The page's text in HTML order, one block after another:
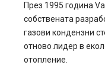
През 1995 година
собствената
газови кондензни
отново лидер в
отопление.